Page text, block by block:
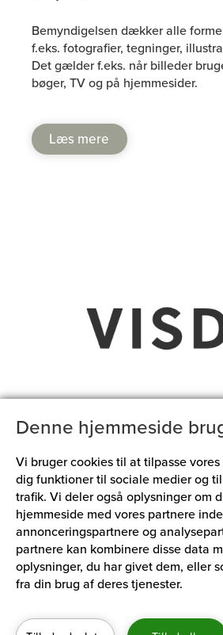
Bemyndigelsen dækker alle
f.eks. fotografier, tegninger,
Det gælder f.eks. når billeder
bøger, TV og på hjemmesider.
Læs mere
ADRESSE
2100 København Ø
Denne hjemmeside
Vi bruger cookies til at tilpasse
dig funktioner til sociale medier og
trafik. Vi deler også oplysninger om
hjemmeside med vores partnere
annonceringspartnere og
partnere kan kombinere disse data
oplysninger, du har givet dem, eller
fra din brug af deres tjenester.